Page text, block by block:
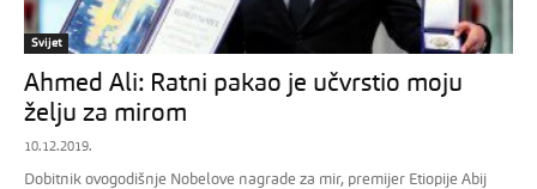
Svijet
Ahmed Ali: Ratni pakao je učvrstio moju
želju za mirom
10.12.2019.
Dobitnik ovogodišnje Nobelove nagrade za mir, premijer Etiopije Abij